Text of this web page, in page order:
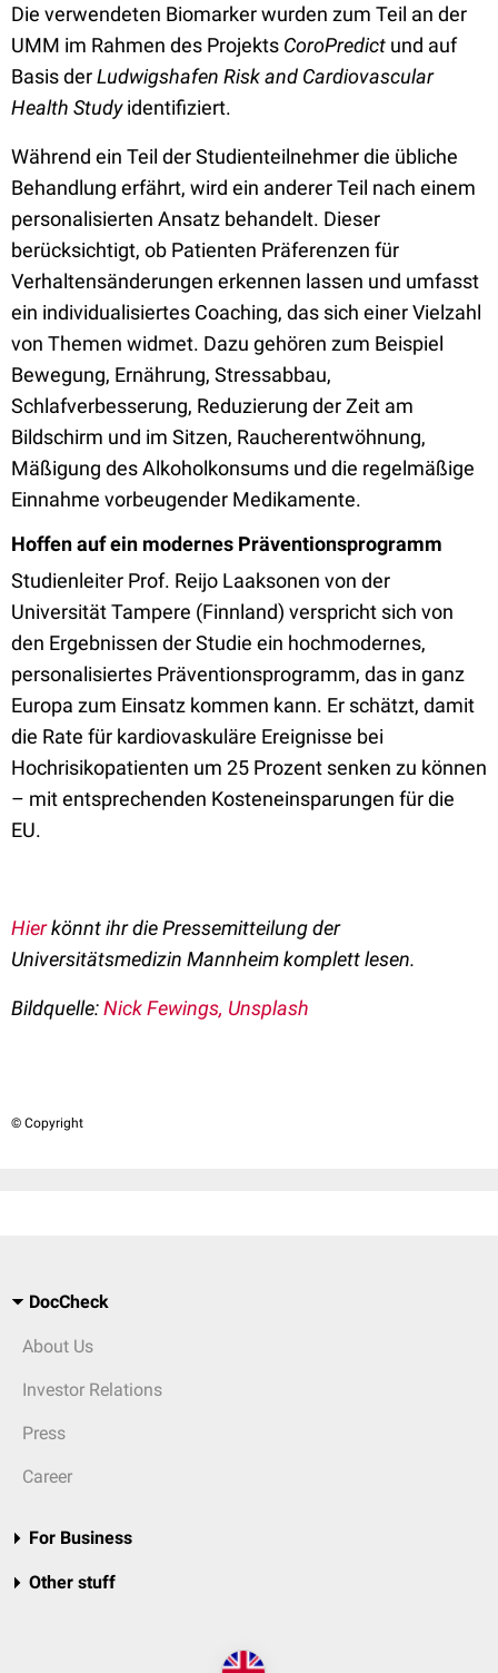
Die verwendeten Biomarker wurden zum Teil an der
UMM im Rahmen des Projekts CoroPredict und auf
Basis derLudwigshafen Risk and Cardiovascular
Health Studyidentifiziert.
Während ein Teil der Studienteilnehmer die übliche
Behandlung erfährt, wird ein anderer Teil nach einem
personalisierten Ansatz behandelt. Dieser
berücksichtigt, ob Patienten Präferenzen für
Verhaltensänderungen erkennen lassen und umfasst
ein individualisiertes Coaching, das sich einer Vielzahl
von Themen widmet. Dazu gehören zum Beispiel
Bewegung, Ernährung, Stressabbau,
Schlafverbesserung, Reduzierung der Zeit am
Bildschirm und im Sitzen, Raucherentwöhnung,
Mäßigung des Alkoholkonsums und die regelmäßige
Einnahme vorbeugender Medikamente.
Hoffen auf ein modernes Präventionsprogramm
Studienleiter Prof. Reijo Laaksonen von der
Universität Tampere (Finnland) verspricht sich von
den Ergebnissen der Studie ein hochmodernes,
personalisiertes Präventionsprogramm, das in ganz
Europa zum Einsatz kommen kann. Er schätzt, damit
die Rate für kardiovaskuläre Ereignisse bei
Hochrisikopatienten um 25 Prozent senken zu können
– mit entsprechenden Kosteneinsparungen für die
EU.
Hierkönnt ihr die Pressemitteilung der
Universitätsmedizin Mannheim komplett lesen.
Bildquelle:Nick Fewings, Unsplash
© Copyright
DocCheck
About Us
Investor Relations
Press
Career
For Business
Other stuff